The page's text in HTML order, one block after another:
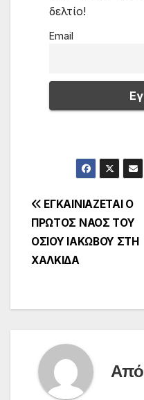
δελτίο!
Email
Πλοήγηση
άρθρων
ΕΓΚΑΙΝΙΑΖΕΤΑΙ Ο
ΠΡΩΤΟΣ ΝΑΟΣ ΤΟΥ
ΟΣΙΟΥ ΙΑΚΩΒΟΥ ΣΤΗ
ΧΑΛΚΙΔΑ
Από